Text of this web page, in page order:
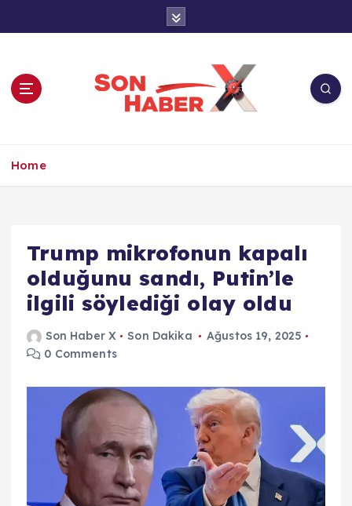
a
Home
Trump mikrofonun kapalı
olduğunu sandı, Putin’le
ilgili söylediği olay oldu
Son Haber X Son Dakika
Ağustos 19, 2025
0 Comments